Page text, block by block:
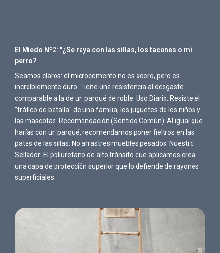
El Miedo Nº2: "¿Se raya con las sillas, los tacones o mi
perro?
Seamos claros: el microcemento no es acero, pero es
increíblemente duro. Tiene una resistencia al desgaste
comparable a la de un parqué de roble. Uso Diario: Resiste el
"tráfico de batalla" de una familia, los juguetes de los niños y
las mascotas. Recomendación (Sentido Común): Al igual que
harías con un parqué, recomendamos poner fieltros en las
patas de las sillas. No arrastres muebles pesados. Nuestro
Sellador: El poliuretano de alto tránsito que aplicamos crea
una capa de protección superior que lo defiende de rayones
superficiales.